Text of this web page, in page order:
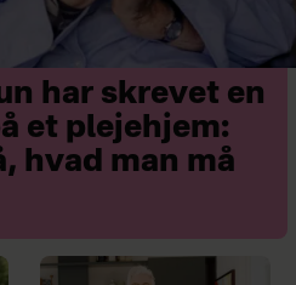
har skrevet en
et plejehjem:
hvad man må